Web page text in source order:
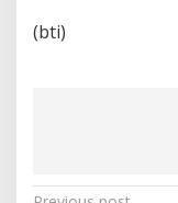
(bti)